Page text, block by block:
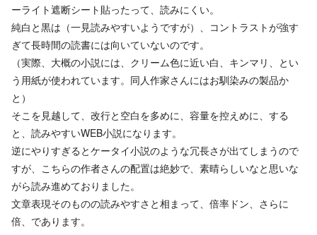
ーライト遮断シート貼ったって、読みにくい。
純白と黒は（一見読みやすいようですが）、コントラストが強す
ぎて長時間の読書には向いていないのです。
（実際、大概の小説には、クリーム色に近い白、キンマリ、とい
う用紙が使われています。同人作家さんにはお馴染みの製品か
と）
そこを見越して、改行と空白を多めに、容量を控えめに、する
と、読みやすいWEB小説になります。
逆にやりすぎるとケータイ小説のような冗長さが出てしまうので
すが、こちらの作者さんの配置は絶妙で、素晴らしいなと思いな
がら読み進めておりました。
文章表現そのものの読みやすさと相まって、倍率ドン、さらに
倍、であります。